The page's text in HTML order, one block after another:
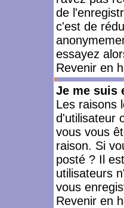
de
c'est de
essayez
Revenir en
Je me suis
Les raisons
d'utilisateur
vous vous
raison. Si
posté ? Il
utilisateurs
vous
Revenir en